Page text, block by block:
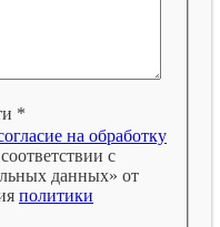
*
на обработку
с
данных» от
политики